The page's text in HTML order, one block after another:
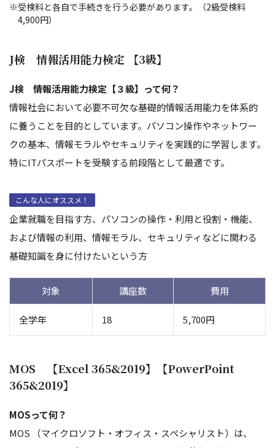
受検料と各自で手続きを行う必要があります。（2級受検料
4,900円）
J検 情報活用能力検定 【3級】
J検 情報活用能力検定【３級】って何？
情報社会において必要不可欠な基礎的情報活用能力を体系的
に養うことを目的としています。パソコン操作やネットワー
クの基本、情報モラルやセキュリティを実践的に学習します。
特にITパスポートを受験する前段階として最適です。
こんな人にオススメ！
企業就職を目指す方、パソコンの操作・利用と役割・機能、
および情報の利用、情報モラル、セキュリティなどに関わる
基礎知識を身に付けたいという方
対象 講座数 費用
全学年 18 5,700円
MOS 【Excel 365&2019】【PowerPoint
365&2019】
MOSって何？
MOS （マイクロソフト・オフィス・スペシャリスト）は、